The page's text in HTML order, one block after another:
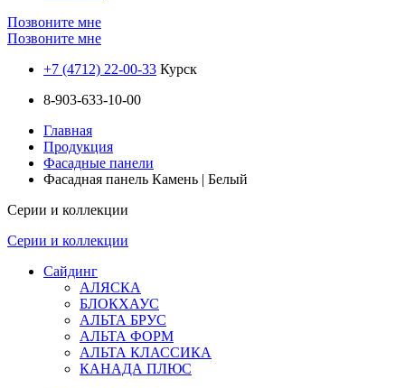
Позвоните мне
Позвоните мне
+7 (4712) 22-00-33 Курск
8-903-633-10-00
Главная
Продукция
Фасадные панели
Фасадная панель Камень | Белый
Серии и коллекции
Серии и коллекции
Сайдинг
АЛЯСКА
БЛОКХАУС
АЛЬТА БРУС
АЛЬТА ФОРМ
АЛЬТА КЛАССИКА
КАНАДА ПЛЮС